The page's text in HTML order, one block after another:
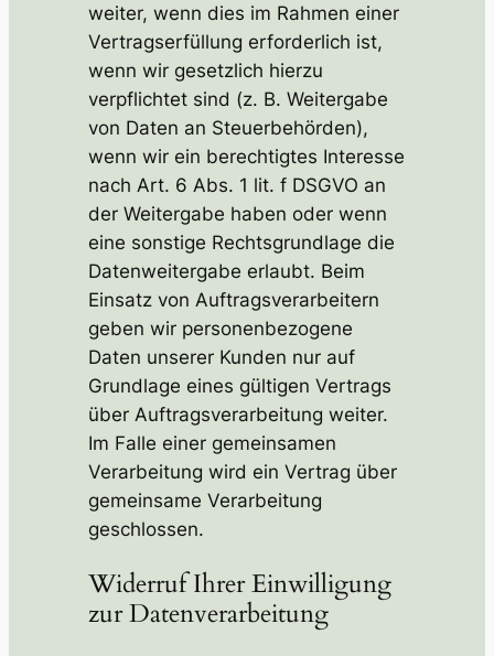
weiter, wenn dies im Rahmen einer
Vertragserfüllung erforderlich ist,
wenn wir gesetzlich hierzu
verpflichtet sind (z. B. Weitergabe
von Daten an Steuerbehörden),
wenn wir ein berechtigtes Interesse
nach Art. 6 Abs. 1 lit. f DSGVO an
der Weitergabe haben oder wenn
eine sonstige Rechtsgrundlage die
Datenweitergabe erlaubt. Beim
Einsatz von Auftragsverarbeitern
geben wir personenbezogene
Daten unserer Kunden nur auf
Grundlage eines gültigen Vertrags
über Auftragsverarbeitung weiter.
Im Falle einer gemeinsamen
Verarbeitung wird ein Vertrag über
gemeinsame Verarbeitung
geschlossen.
Widerruf Ihrer Einwilligung
zur Datenverarbeitung